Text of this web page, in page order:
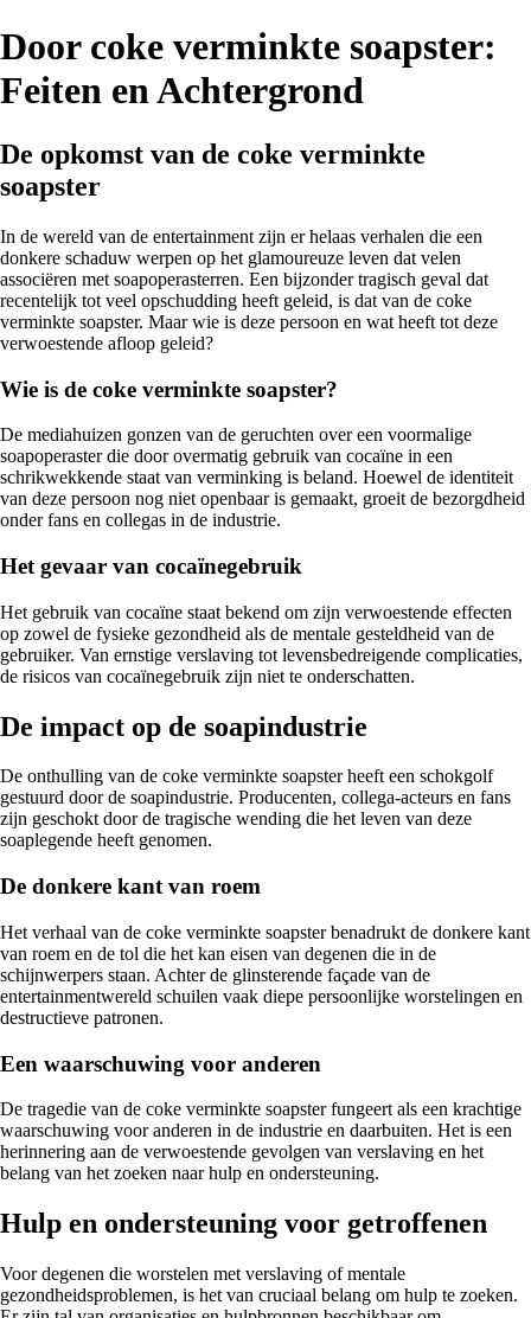
Door coke verminkte soapster:
Feiten en Achtergrond
De opkomst van de coke verminkte
soapster
In de wereld van de entertainment zijn er helaas verhalen die een
donkere schaduw werpen op het glamoureuze leven dat velen
associëren met soapoperasterren. Een bijzonder tragisch geval dat
recentelijk tot veel opschudding heeft geleid, is dat van de coke
verminkte soapster. Maar wie is deze persoon en wat heeft tot deze
verwoestende afloop geleid?
Wie is de coke verminkte soapster?
De mediahuizen gonzen van de geruchten over een voormalige
soapoperaster die door overmatig gebruik van cocaïne in een
schrikwekkende staat van verminking is beland. Hoewel de identiteit
van deze persoon nog niet openbaar is gemaakt, groeit de bezorgdheid
onder fans en collegas in de industrie.
Het gevaar van cocaïnegebruik
Het gebruik van cocaïne staat bekend om zijn verwoestende effecten
op zowel de fysieke gezondheid als de mentale gesteldheid van de
gebruiker. Van ernstige verslaving tot levensbedreigende complicaties,
de risicos van cocaïnegebruik zijn niet te onderschatten.
De impact op de soapindustrie
De onthulling van de coke verminkte soapster heeft een schokgolf
gestuurd door de soapindustrie. Producenten, collega-acteurs en fans
zijn geschokt door de tragische wending die het leven van deze
soaplegende heeft genomen.
De donkere kant van roem
Het verhaal van de coke verminkte soapster benadrukt de donkere kant
van roem en de tol die het kan eisen van degenen die in de
schijnwerpers staan. Achter de glinsterende façade van de
entertainmentwereld schuilen vaak diepe persoonlijke worstelingen en
destructieve patronen.
Een waarschuwing voor anderen
De tragedie van de coke verminkte soapster fungeert als een krachtige
waarschuwing voor anderen in de industrie en daarbuiten. Het is een
herinnering aan de verwoestende gevolgen van verslaving en het
belang van het zoeken naar hulp en ondersteuning.
Hulp en ondersteuning voor getroffenen
Voor degenen die worstelen met verslaving of mentale
gezondheidsproblemen, is het van cruciaal belang om hulp te zoeken.